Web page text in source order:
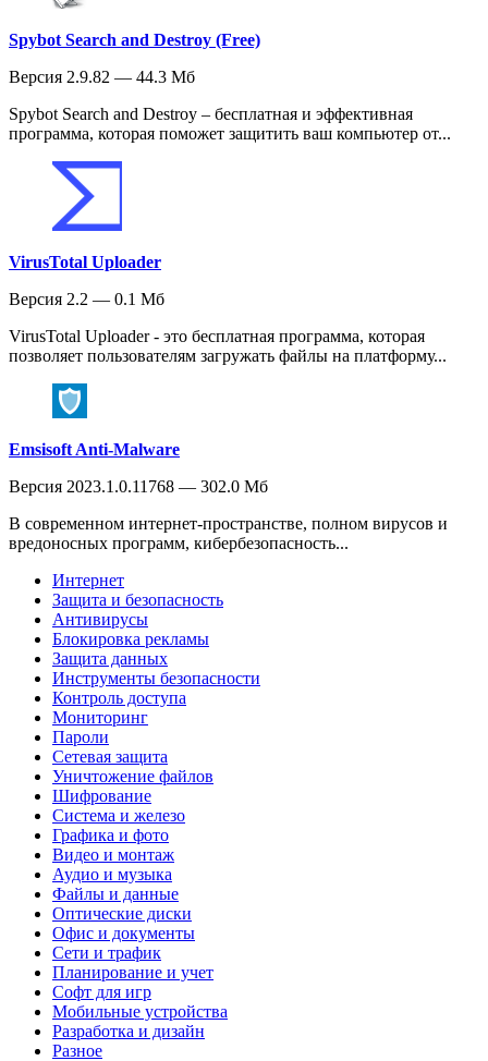
Spybot Search and Destroy (Free)
Версия 2.9.82 — 44.3 Мб
Spybot Search and Destroy – бесплатная и эффективная
программа, которая поможет защитить ваш компьютер от...
VirusTotal Uploader
Версия 2.2 — 0.1 Мб
VirusTotal Uploader - это бесплатная программа, которая
позволяет пользователям загружать файлы на платформу...
Emsisoft Anti-Malware
Версия 2023.1.0.11768 — 302.0 Мб
В современном интернет-пространстве, полном вирусов и
вредоносных программ, кибербезопасность...
Интернет
Защита и безопасность
Антивирусы
Блокировка рекламы
Защита данных
Инструменты безопасности
Контроль доступа
Мониторинг
Пароли
Сетевая защита
Уничтожение файлов
Шифрование
Система и железо
Графика и фото
Видео и монтаж
Аудио и музыка
Файлы и данные
Оптические диски
Офис и документы
Сети и трафик
Планирование и учет
Софт для игр
Мобильные устройства
Разработка и дизайн
Разное